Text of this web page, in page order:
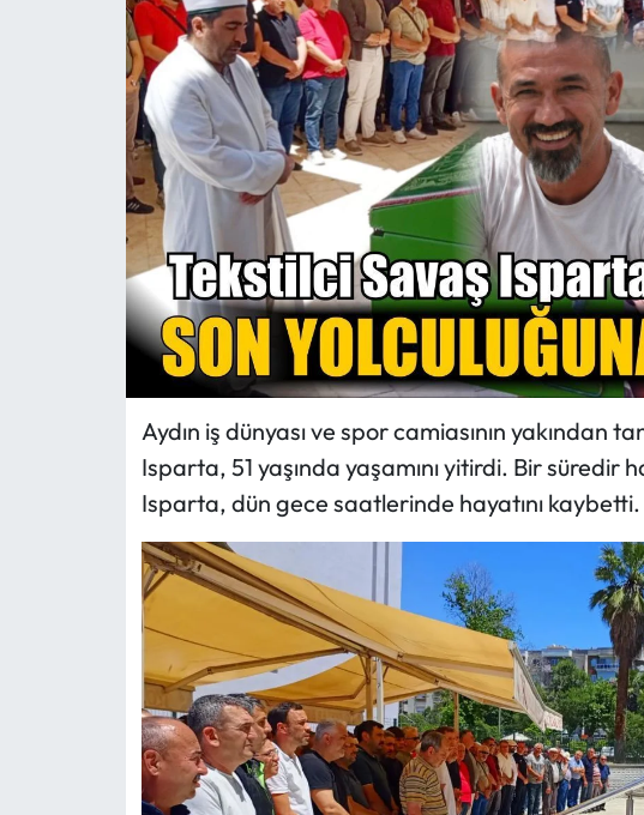
Aydın iş dünyası ve spor camiasının yakından
Isparta, 51 yaşında yaşamını yitirdi. Bir
Isparta, dün gece saatlerinde hayatını kaybetti.
MAGAZİN
SAĞLIK
SİYASET
TARIM
TURİZM
RESMİ İLANLAR